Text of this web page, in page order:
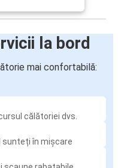
la bord
mai confortabilă:
călătoriei dvs.
sunteți în mișcare